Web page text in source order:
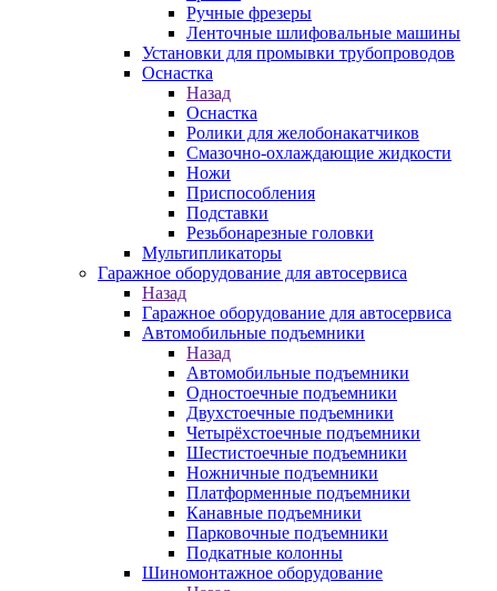
Ручные фрезеры
Ленточные шлифовальные машины
Установки для промывки трубопроводов
Оснастка
Назад
Оснастка
Ролики для желобонакатчиков
Смазочно-охлаждающие жидкости
Ножи
Приспособления
Подставки
Резьбонарезные головки
Мультипликаторы
Гаражное оборудование для автосервиса
Назад
Гаражное оборудование для автосервиса
Автомобильные подъемники
Назад
Автомобильные подъемники
Одностоечные подъемники
Двухстоечные подъемники
Четырёхстоечные подъемники
Шестистоечные подъемники
Ножничные подъемники
Платформенные подъемники
Канавные подъемники
Парковочные подъемники
Подкатные колонны
Шиномонтажное оборудование